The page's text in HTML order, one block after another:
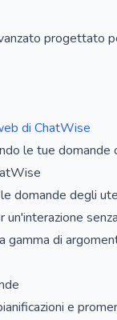
progettato
di ChatWise
le tue domande
domande degli
gamma di
e